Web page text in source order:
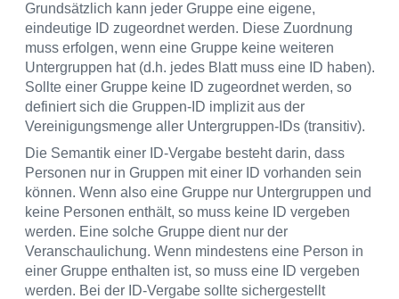
Grundsätzlich kann jeder Gruppe eine eigene,
eindeutige ID zugeordnet werden. Diese Zuordnung
muss erfolgen, wenn eine Gruppe keine weiteren
Untergruppen hat (d.h. jedes Blatt muss eine ID haben).
Sollte einer Gruppe keine ID zugeordnet werden, so
definiert sich die Gruppen-ID implizit aus der
Vereinigungsmenge aller Untergruppen-IDs (transitiv).
Die Semantik einer ID-Vergabe besteht darin, dass
Personen nur in Gruppen mit einer ID vorhanden sein
können. Wenn also eine Gruppe nur Untergruppen und
keine Personen enthält, so muss keine ID vergeben
werden. Eine solche Gruppe dient nur der
Veranschaulichung. Wenn mindestens eine Person in
einer Gruppe enthalten ist, so muss eine ID vergeben
werden. Bei der ID-Vergabe sollte sichergestellt